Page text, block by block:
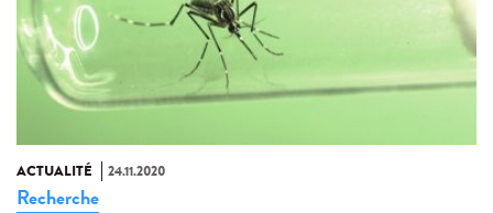
ACTUALITÉ 24.11.2020
Recherche